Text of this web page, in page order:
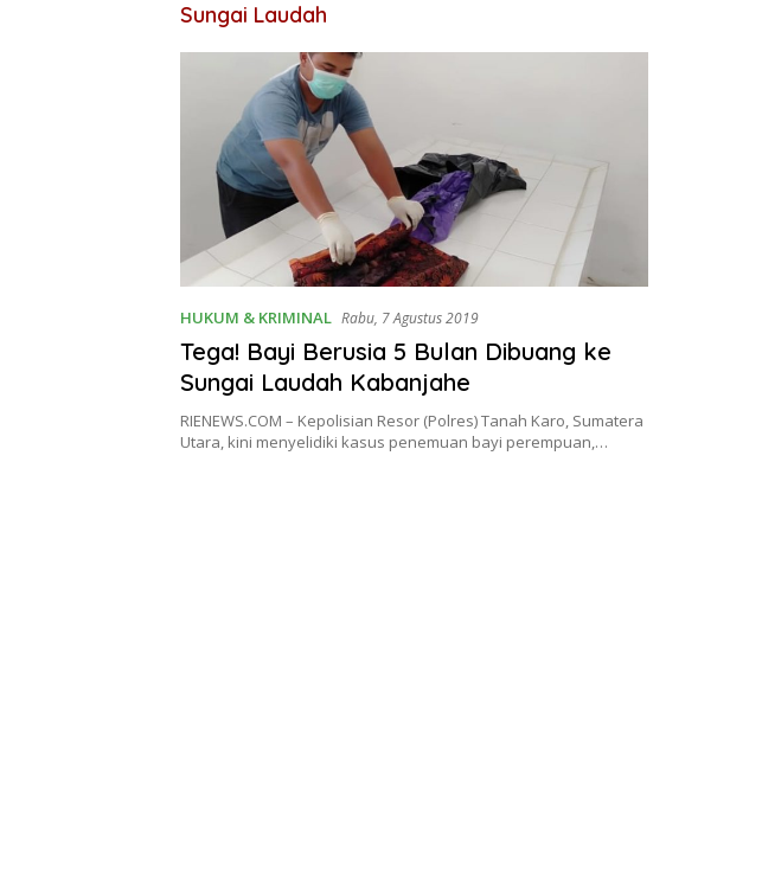
Sungai Laudah
HUKUM & KRIMINAL Rabu, 7 Agustus 2019
Tega! Bayi Berusia 5 Bulan Dibuang ke
Sungai Laudah Kabanjahe
RIENEWS.COM – Kepolisian Resor (Polres) Tanah Karo, Sumatera
Utara, kini menyelidiki kasus penemuan bayi perempuan,…